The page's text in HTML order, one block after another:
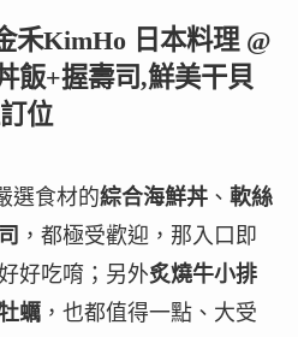
禾KimHo 日本料理 @
飯+握壽司,鮮美干貝
位
選食材的綜合海鮮丼、 軟絲
，都極受歡迎，那入口即
好吃唷；另外炙燒牛小排
蠣，也都值得一點、大受